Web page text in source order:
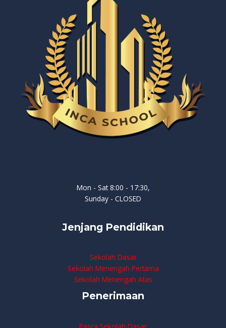
Mon - Sat 8:00 - 17:30,
Sunday - CLOSED
Jenjang Pendidikan
Sekolah Dasar
Sekolah Menengah Pertama
Sekolah Menengah Atas
Penerimaan
Pasca Sekolah Dasar